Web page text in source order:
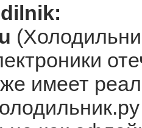
имеет